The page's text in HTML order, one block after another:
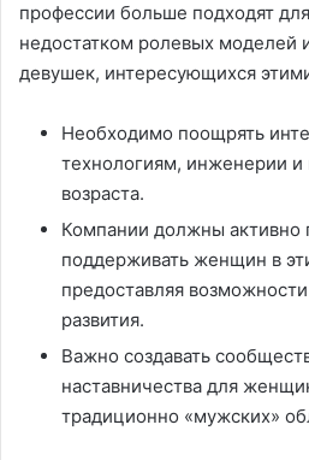
профессии больше подходят
недостатком ролевых моделей
девушек, интересующихся
Необходимо поощрять
технологиям, инженерии и
возраста.
Компании должны активно
поддерживать женщин в
предоставляя возможности
развития.
Важно создавать
наставничества для
традиционно «мужских»